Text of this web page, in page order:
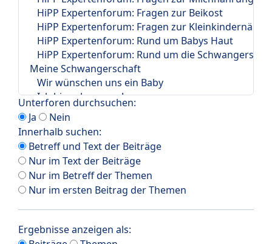
Unterforen durchsuchen:
Ja
Nein
Innerhalb suchen:
Betreff und Text der Beiträge
Nur im Text der Beiträge
Nur im Betreff der Themen
Nur im ersten Beitrag der Themen
Ergebnisse anzeigen als: